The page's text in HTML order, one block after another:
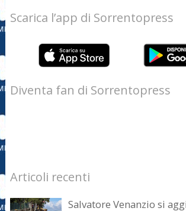
Scarica l’app di Sorrentopress
Diventa fan di Sorrentopress
Articoli recenti
Salvatore Venanzio si